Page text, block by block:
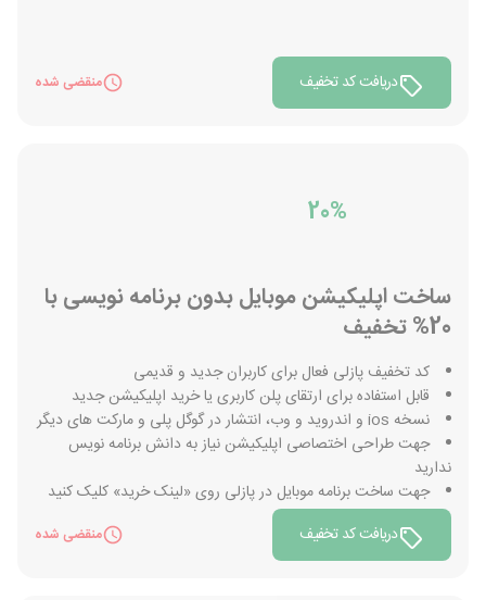
دریافت کد تخفیف منقضی شده
20%
ساخت اپلیکیشن موبایل بدون برنامه نویسی با
20% تخفیف
کد تخفیف پازلی فعال برای کاربران جدید و قدیمی
قابل استفاده برای ارتقای پلن کاربری یا خرید اپلیکیشن جدید
نسخه ios و اندروید و وب، انتشار در گوگل پلی و مارکت های دیگر
جهت طراحی اختصاصی اپلیکیشن نیاز به دانش برنامه نویس
ندارید
جهت ساخت برنامه موبایل در پازلی روی «لینک خرید» کلیک کنید
دریافت کد تخفیف
منقضی شده